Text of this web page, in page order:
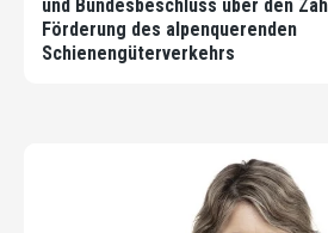
und Bundesbeschluss über den
Förderung des alpenquerenden
Schienengüterverkehrs